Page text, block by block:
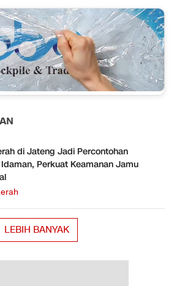
di Jateng Jadi Percontohan
Perkuat Keamanan Jamu
LEBIH BANYAK